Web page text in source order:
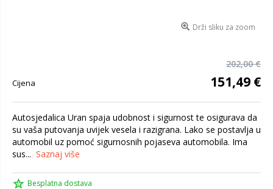
Drži sliku za zoom
202,00 €
Cijena 151,49 €
Autosjedalica Uran spaja udobnost i sigurnost te osigurava da
su vaša putovanja uvijek vesela i razigrana. Lako se postavlja u
automobil uz pomoć sigurnosnih pojaseva automobila. Ima
sus... Saznaj više
Besplatna dostava